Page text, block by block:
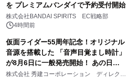
を プレミアムバンダイで予約受付開始
株式会社BANDAI SPIRITS EC戦略部
4時間前
仮面ライダー55周年記念！オリジナル
音源を搭載した 「音声目覚まし時計」
が8月6日に一般発売開始！ あの日の
大興奮が今甦る
株式会社 秀建コーポレーション ディレクト